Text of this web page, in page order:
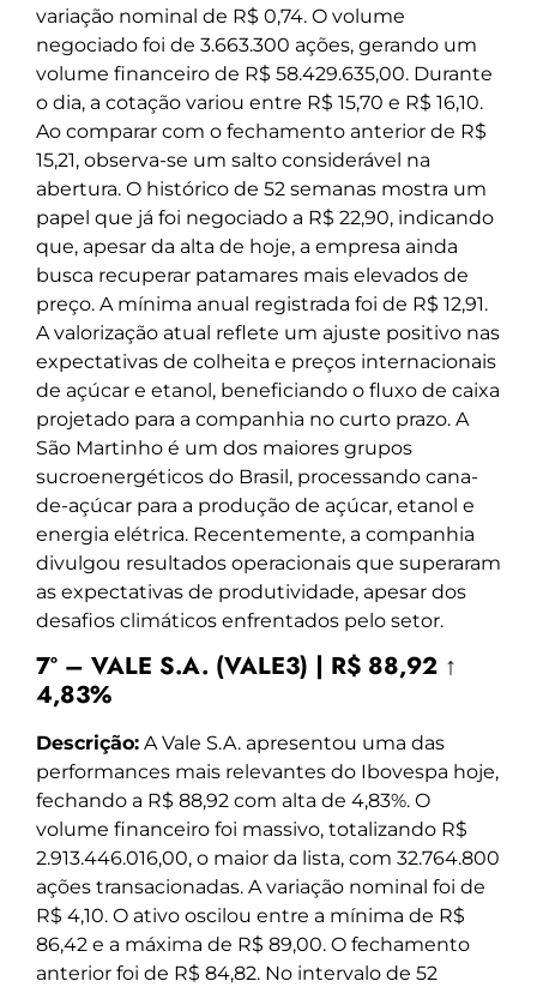
variação nominal de R$ 0,74. O volume
negociado foi de 3.663.300 ações, gerando um
volume financeiro de R$ 58.429.635,00. Durante
o dia, a cotação variou entre R$ 15,70 e R$ 16,10.
Ao comparar com o fechamento anterior de R$
15,21, observa-se um salto considerável na
abertura. O histórico de 52 semanas mostra um
papel que já foi negociado a R$ 22,90, indicando
que, apesar da alta de hoje, a empresa ainda
busca recuperar patamares mais elevados de
preço. A mínima anual registrada foi de R$ 12,91.
A valorização atual reflete um ajuste positivo nas
expectativas de colheita e preços internacionais
de açúcar e etanol, beneficiando o fluxo de caixa
projetado para a companhia no curto prazo. A
São Martinho é um dos maiores grupos
sucroenergéticos do Brasil, processando cana-
de-açúcar para a produção de açúcar, etanol e
energia elétrica. Recentemente, a companhia
divulgou resultados operacionais que superaram
as expectativas de produtividade, apesar dos
desafios climáticos enfrentados pelo setor.
7º – VALE S.A. (VALE3) | R$ 88,92 ↑
4,83%
Descrição: A Vale S.A. apresentou uma das
performances mais relevantes do Ibovespa hoje,
fechando a R$ 88,92 com alta de 4,83%. O
volume financeiro foi massivo, totalizando R$
2.913.446.016,00, o maior da lista, com 32.764.800
ações transacionadas. A variação nominal foi de
R$ 4,10. O ativo oscilou entre a mínima de R$
86,42 e a máxima de R$ 89,00. O fechamento
anterior foi de R$ 84,82. No intervalo de 52